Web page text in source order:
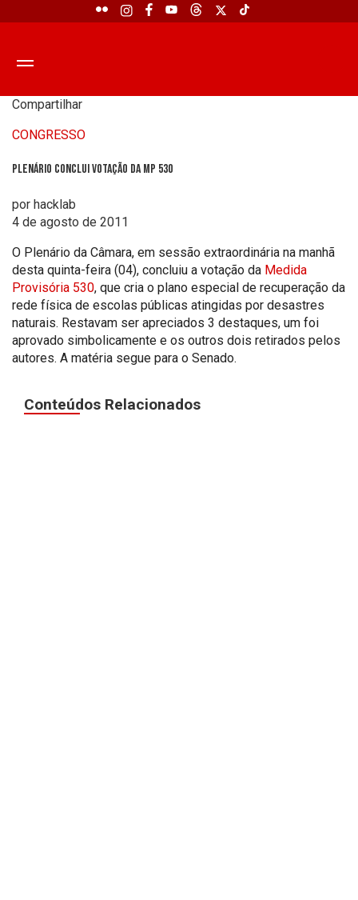
Compartilhar
CONGRESSO
Plenário conclui votação da MP 530
por hacklab
4 de agosto de 2011
O Plenário da Câmara, em sessão extraordinária na manhã
desta quinta-feira (04), concluiu a votação da Medida
Provisória 530, que cria o plano especial de recuperação da
rede física de escolas públicas atingidas por desastres
naturais. Restavam ser apreciados 3 destaques, um foi
aprovado simbolicamente e os outros dois retirados pelos
autores. A matéria segue para o Senado.
Conteúdos Relacionados